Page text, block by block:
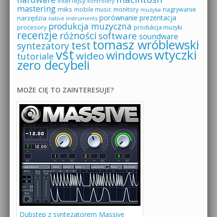
mastering miks mobile music monitory muzyka nagrywanie
narzędzia native instruments porównanie prezentacja
procesory produkcja muzyczna produkcja muzyki
recenzje różności software soundware
syntezatorytesttomasz wróblewski
tutoriale vstwideowindowswtyczki
zero decybeli
MOŻE CIĘ TO ZAINTERESUJE?
Dubstep z syntezatorem Massive